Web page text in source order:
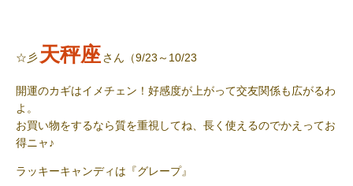
☆彡 天秤座さん（9/23～10/23
開運のカギはイメチェン！好感度が上がって交友関係も広がるわ
よ。
お買い物をするなら質を重視してね、長く使えるのでかえってお
得ニャ♪
ラッキーキャンディ は『グレープ』